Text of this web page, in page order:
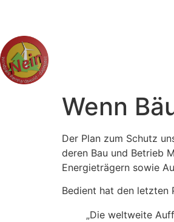
Wenn
Der Plan zum Schutz
deren Bau und Betrieb
Energieträgern sowie
Bedient hat den letzten
„Die weltweite